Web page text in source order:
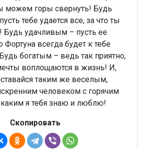
можем горы свернуть! Будь
тебе удается все, за что ты
Будь удачливым – пусть ее
Фортуна всегда будет к тебе
богатым – ведь так приятно,
воплощаются в жизнь! И,
таким же веселым,
человеком с горячим
я тебя знаю и люблю!
Скопировать